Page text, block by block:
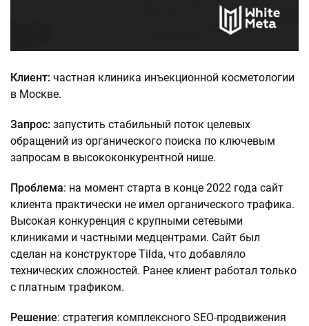
Клиент: частная клиника инъекционной косметологии
в Москве.
Запрос: запустить стабильный поток целевых
обращений из органического поиска по ключевым
запросам в высококонкурентной нише.
Проблема: на момент старта в конце 2022 года сайт
клиента практически не имел органического трафика.
Высокая конкуренция с крупными сетевыми
клиниками и частными медцентрами. Сайт был
сделан на конструкторе Tilda, что добавляло
технических сложностей. Ранее клиент работал только
с платным трафиком.
Решение: стратегия комплексного SEO-продвижения